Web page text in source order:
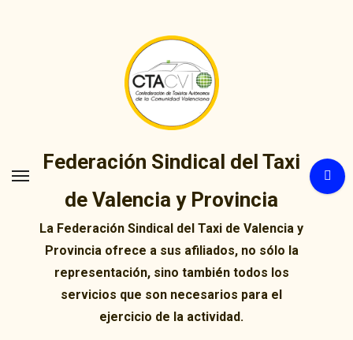
Federación Sindical del Taxi
de Valencia y Provincia
La Federación Sindical del Taxi de Valencia y
Provincia ofrece a sus afiliados, no sólo la
representación, sino también todos los
servicios que son necesarios para el
ejercicio de la actividad.